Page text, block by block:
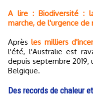
A lire : Biodiversité :
marche, de l'urgence de
Aprèsles milliers
l'été, l'Australie est
depuis septembre
Belgique.
Des records de chaleur